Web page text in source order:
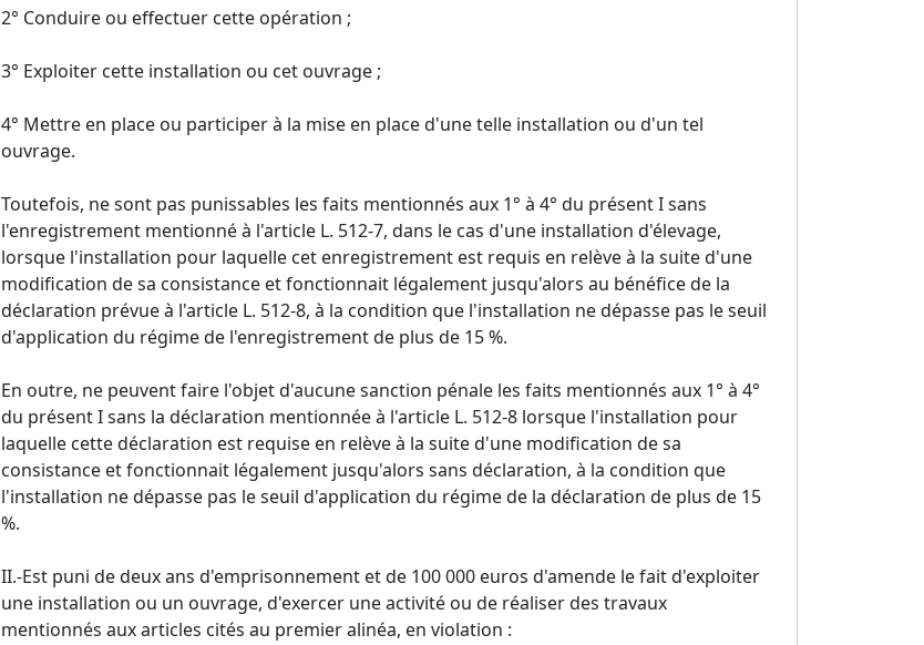
2° Conduire ou effectuer cette opération ;
3° Exploiter cette installation ou cet ouvrage ;
4° Mettre en place ou participer à la mise en place d'une telle installation ou d'un tel
ouvrage.
Toutefois, ne sont pas punissables les faits mentionnés aux 1° à 4° du présent I sans
l'enregistrement mentionné à l'article L. 512-7, dans le cas d'une installation d'élevage,
lorsque l'installation pour laquelle cet enregistrement est requis en relève à la suite d'une
modification de sa consistance et fonctionnait légalement jusqu'alors au bénéfice de la
déclaration prévue à l'article L. 512-8, à la condition que l'installation ne dépasse pas le seuil
d'application du régime de l'enregistrement de plus de 15 %.
En outre, ne peuvent faire l'objet d'aucune sanction pénale les faits mentionnés aux 1° à 4°
du présent I sans la déclaration mentionnée à l'article L. 512-8 lorsque l'installation pour
laquelle cette déclaration est requise en relève à la suite d'une modification de sa
consistance et fonctionnait légalement jusqu'alors sans déclaration, à la condition que
l'installation ne dépasse pas le seuil d'application du régime de la déclaration de plus de 15
%.
II.-Est puni de deux ans d'emprisonnement et de 100 000 euros d'amende le fait d'exploiter
une installation ou un ouvrage, d'exercer une activité ou de réaliser des travaux
mentionnés aux articles cités au premier alinéa, en violation :